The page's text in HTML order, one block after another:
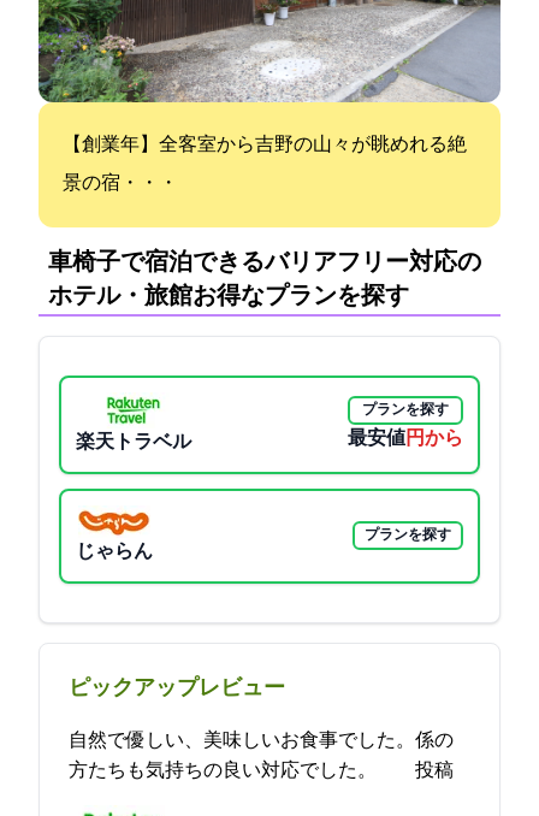
【創業257年】全客室から吉野の山々が眺めれる絶
景の宿・・・
車椅子で宿泊できるバリアフリー対応の
ホテル・旅館:お得なプランを探す
楽天トラベル
プランを探す
最安値9900円から
じゃらん
プランを探す
ピックアップレビュー
自然で優しい、美味しいお食事でした。係の
方たちも気持ちの良い対応でした。 2021-12-01 20:30:06投稿